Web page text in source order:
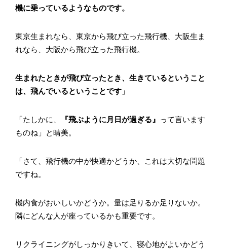
機に乗っているようなものです。
東京生まれなら、東京から飛び立った飛行機、大阪生ま
れなら、大阪から飛び立った飛行機。
生まれたときが飛び立ったとき、生きているということ
は、飛んでいるということです」
「たしかに、 『飛ぶように月日が過ぎる』 って言います
ものね」と晴美。
「さて、飛行機の中が快適かどうか、これは大切な問題
ですね。
機内食がおいしいかどうか。量は足りるか足りないか。
隣にどんな人が座っているかも重要です。
リクライニングがしっかりきいて、寝心地がよいかどう